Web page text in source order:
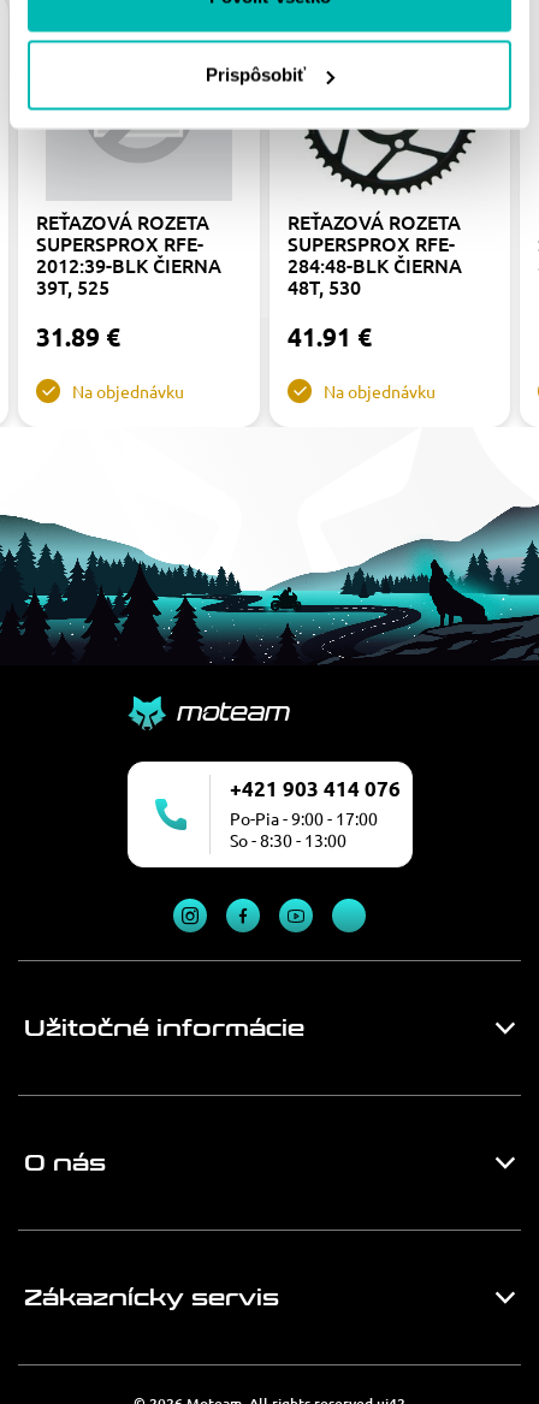
Prispôsobiť
REŤAZOVÁ ROZETA
SUPERSPROX RFE-
2012:39-BLK ČIERNA
39T, 525
31.89 €
Na objednávku
REŤAZOVÁ ROZETA
SUPERSPROX RFE-
284:48-BLK ČIERNA
48T, 530
41.91 €
Na objednávku
+421 903 414 076
Po-Pia - 9:00 - 17:00
So - 8:30 - 13:00
Užitočné informácie
O nás
Zákaznícky servis